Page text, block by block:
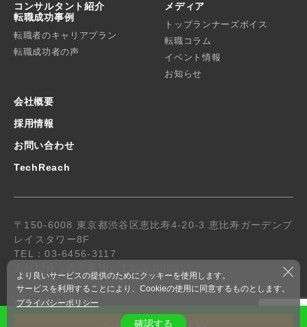
コンサルタント紹介
転職成功事例
転職者のキャリアプラン
転職成功者の声
メディア
トップランナーズボイス
転職コラム
イベント情報
お知らせ
会社概要
採用情報
お問い合わせ
TechReach
〒150-6008 東京都渋谷区恵比寿4-20-3 恵比寿ガーデンプ
レイスタワー8F
TEL：03-6456-3117
個人情報保護方針
© 2019 R-Stone.co.,ltd. All Rights Reserved.
より良いサービスの提供のためにクッキーを使用します。
サービスを利用することにより、Cookieの使用に同意するものとします。
プライバシーポリシー
確認する